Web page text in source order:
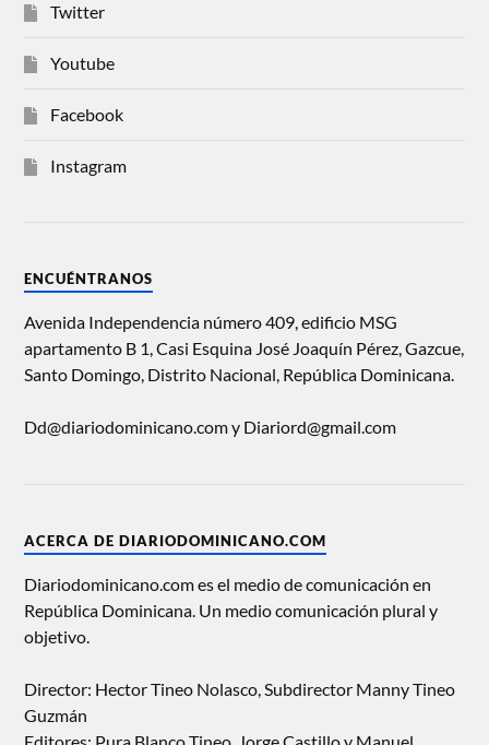
Twitter
Youtube
Facebook
Instagram
ENCUÉNTRANOS
Avenida Independencia número 409, edificio MSG
apartamento B 1, Casi Esquina José Joaquín Pérez, Gazcue,
Santo Domingo, Distrito Nacional, República Dominicana.
Dd@diariodominicano.com y Diariord@gmail.com
ACERCA DE DIARIODOMINICANO.COM
Diariodominicano.com es el medio de comunicación en
República Dominicana. Un medio comunicación plural y
objetivo.
Director: Hector Tineo Nolasco, Subdirector Manny Tineo
Guzmán